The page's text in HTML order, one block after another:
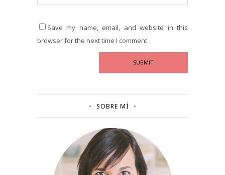
Save my name, email, and website in this
browser for the next time I comment.
SOBRE MÍ